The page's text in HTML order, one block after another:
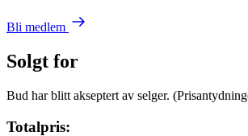
Bli medlem
Solgt for
Bud har blitt akseptert av selger.
Totalpris: